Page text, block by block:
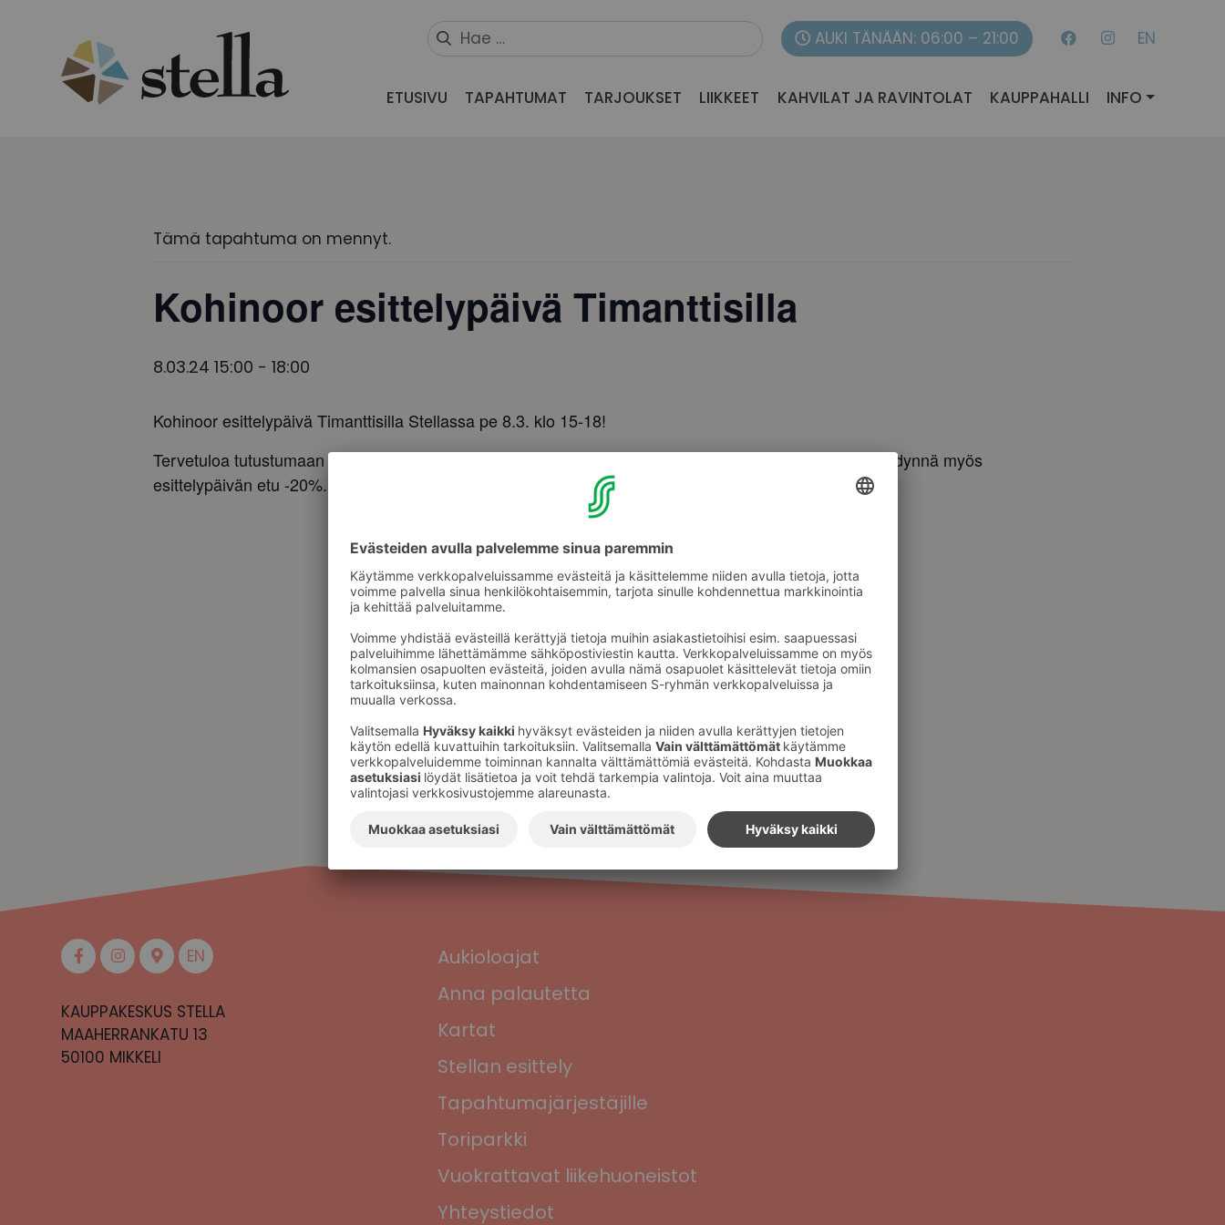
AUKI TÄNÄÄN: 06:00 – 21:00 EN
ETUSIVU TAPAHTUMAT TARJOUKSET LIIKKEET KAHVILAT JA RAVINTOLAT KAUPPAHALLI INFO
Tämä tapahtuma on mennyt.
Kohinoor esittelypäivä Timanttisilla
8.03.24 15:00 - 18:00
Kohinoor esittelypäivä Timanttisilla Stellassa pe 8.3. klo 15-18!
Tervetuloa tutustumaan laajaankotimaiseen timanttikorukokoelmaan asiantuntijan opastuksella! Hyödynnä myös
esittelypäivän etu -20%.
EN
KAUPPAKESKUS STELLA
MAAHERRANKATU 13
50100 MIKKELI
Aukioloajat
Anna palautetta
Kartat
Stellan esittely
Tapahtumajärjestäjille
Toriparkki
Vuokrattavat liikehuoneistot
Yhteystiedot